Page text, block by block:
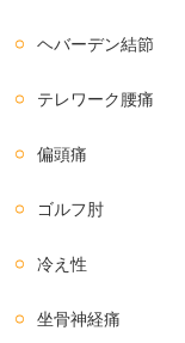
ヘバーデン結節
テレワーク腰痛
偏頭痛
ゴルフ肘
冷え性
坐骨神経痛